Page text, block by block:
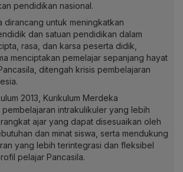
pendidikan nasional.
dirancang untuk meningkatkan
dan satuan pendidikan dalam
rasa, dan karsa peserta didik,
menciptakan pemelajar sepanjang hayat
ditengah krisis pembelajaran
2013, Kurikulum Merdeka
intrakulikuler yang lebih
ajar yang dapat disesuaikan oleh
dan minat siswa, serta mendukung
yang lebih terintegrasi dan fleksibel
pelajar Pancasila.